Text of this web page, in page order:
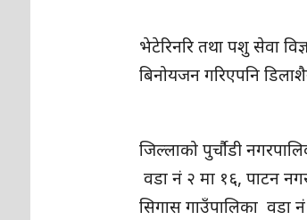
भेटेरिनरि तथा पशु सेवा
बिनोयजन गरिएपनि
जिल्लाको पुर्चौडी
वडा नं २ मा १६, पाटन
सिगास गाउँपालिका वडा